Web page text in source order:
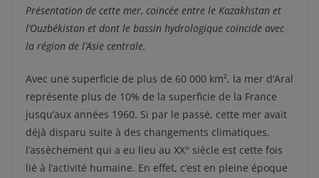
Présentation de cette mer, coincée entre le Kazakhstan et
l’Ouzbékistan et dont le bassin hydrologique coïncide avec
la région de l’Asie centrale.
Avec une superficie de plus de 60 000 km², la mer d’Aral
représente plus de 10% de la superficie de la France
jusqu’aux années 1960. Si par le passé, cette mer avait
déjà disparu suite à des changements climatiques,
l’assèchement qui a eu lieu au XX° siècle est cette fois
lié à l’activité humaine. En effet, c’est en pleine époque